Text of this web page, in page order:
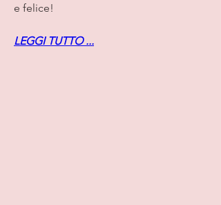
e felice!
LEGGI TUTTO ...